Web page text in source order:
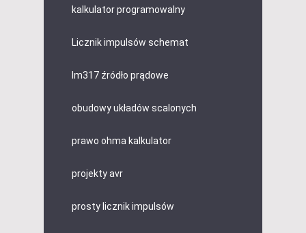
kalkulator programowalny
Licznik impulsów schemat
lm317 źródło prądowe
obudowy układów scalonych
prawo ohma kalkulator
projekty avr
prosty licznik impulsów